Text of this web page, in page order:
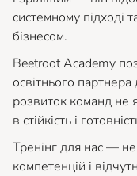
системному підході
бізнесом.
Beetroot Academy
освітнього
розвиток команд не
в стійкість і
Тренінг для нас —
компетенцій і